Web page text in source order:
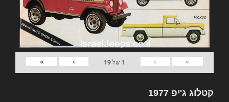
«
‹
1 של19
›
»
קטלוג ג'יפ 1977